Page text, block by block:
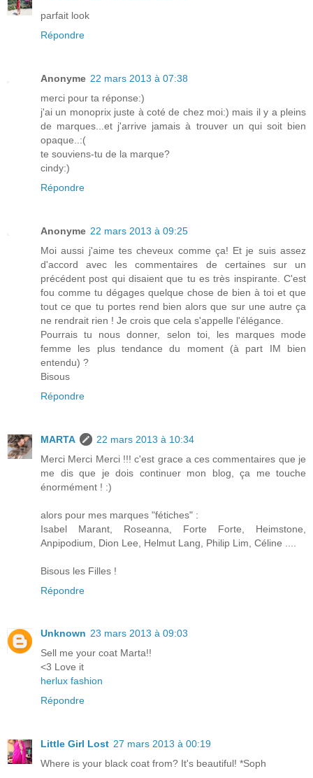
parfait look
Répondre
Anonyme 22 mars 2013 à 07:38
merci pour ta réponse:)
j'ai un monoprix juste à coté de chez moi:) mais il y a pleins
de marques...et j'arrive jamais à trouver un qui soit bien
opaque..:(
te souviens-tu de la marque?
cindy:)
Répondre
Anonyme 22 mars 2013 à 09:25
Moi aussi j'aime tes cheveux comme ça! Et je suis assez
d'accord avec les commentaires de certaines sur un
précédent post qui disaient que tu es très inspirante. C'est
fou comme tu dégages quelque chose de bien à toi et que
tout ce que tu portes rend bien alors que sur une autre ça
ne rendrait rien ! Je crois que cela s'appelle l'élégance.
Pourrais tu nous donner, selon toi, les marques mode
femme les plus tendance du moment (à part IM bien
entendu) ?
Bisous
Répondre
MARTA
22 mars 2013 à 10:34
Merci Merci Merci !!! c'est grace a ces commentaires que je
me dis que je dois continuer mon blog, ça me touche
énormément ! :)
alors pour mes marques "fétiches" :
Isabel Marant, Roseanna, Forte Forte, Heimstone,
Anpipodium, Dion Lee, Helmut Lang, Philip Lim, Céline ....
Bisous les Filles !
Répondre
Unknown 23 mars 2013 à 09:03
Sell me your coat Marta!!
<3 Love it
herlux fashion
Répondre
Little Girl Lost 27 mars 2013 à 00:19
Where is your black coat from? It's beautiful! *Soph